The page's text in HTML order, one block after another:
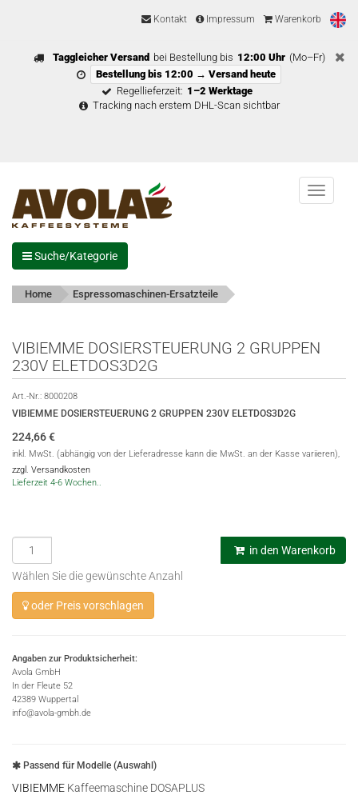
Kontakt Impressum Warenkorb
Taggleicher Versand bei Bestellung bis 12:00 Uhr (Mo–Fr)
Bestellung bis 12:00 → Versand heute
Regellieferzeit: 1–2 Werktage
Tracking nach erstem DHL-Scan sichtbar
Menu
Suche/Kategorie
Home Espressomaschinen-Ersatzteile
VIBIEMME DOSIERSTEUERUNG 2 GRUPPEN
230V ELETDOS3D2G
Art.-Nr.: 8000208
VIBIEMME DOSIERSTEUERUNG 2 GRUPPEN 230V ELETDOS3D2G
224,66€
inkl. MwSt. (abhängig von der Lieferadresse kann die MwSt. an der Kasse variieren),
zzgl. Versandkosten
Lieferzeit 4-6 Wochen..
in den Warenkorb
Wählen Sie die gewünschte Anzahl
oder Preis vorschlagen
Angaben zur Produktsicherheit:
Avola GmbH
In der Fleute 52
42389 Wuppertal
info@avola-gmbh.de
Passend für Modelle (Auswahl)
VIBIEMME Kaffeemaschine DOSAPLUS